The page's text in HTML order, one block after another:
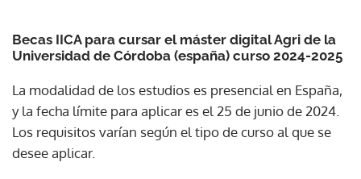
Becas IICA para cursar el máster digital Agri de la
Universidad de Córdoba (españa) curso 2024-2025
La modalidad de los estudios es presencial en España,
y la fecha límite para aplicar es el 25 de junio de 2024.
Los requisitos varían según el tipo de curso al que se
desee aplicar.